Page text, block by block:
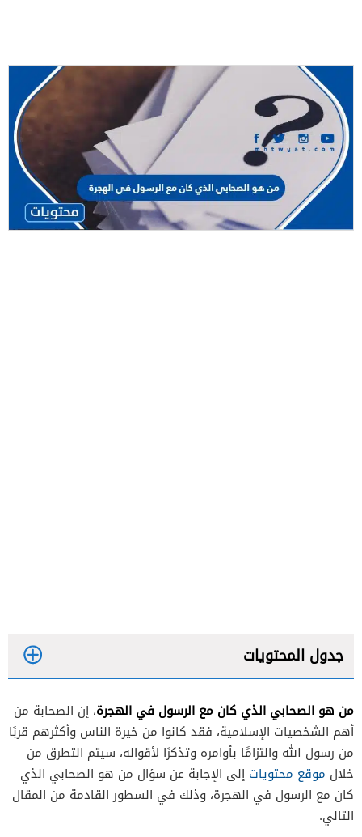
جدول المحتويات
من هو الصحابي الذي كان مع الرسول في الهجرة، إن الصحابة من
أهم الشخصيات الإسلامية، فقد كانوا من خيرة الناس وأكثرهم قربًا
من رسول الله والتزامًا بأوامره وتذكرًا لأقواله، سيتم التطرق من
خلال موقع محتويات إلى الإجابة عن سؤال من هو الصحابي الذي
كان مع الرسول في الهجرة، وذلك في السطور القادمة من المقال
التالي.